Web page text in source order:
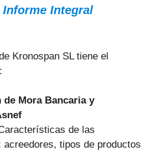
Informe Integral
Kronospan SL tiene el
Mora Bancaria y
de las
acreedores, tipos de productos